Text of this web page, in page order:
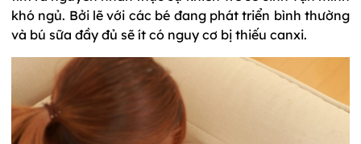
khó ngủ. Bởi lẽ với các bé đang phát triển bình thường
và bú sữa đầy đủ sẽ ít có nguy cơ bị thiếu canxi.